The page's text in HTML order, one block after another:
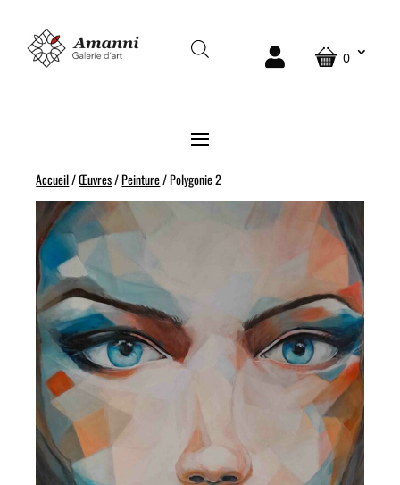
0
Accueil/Œuvres/Peinture/ Polygonie 2